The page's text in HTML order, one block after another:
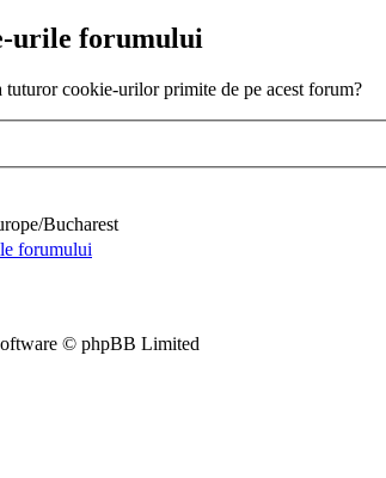
urile forumului
tuturor cookie-urilor primite de pe acest forum?
Bucharest
forumului
© phpBB Limited